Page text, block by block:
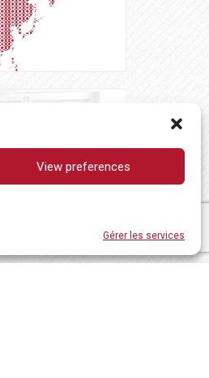
Gérer les services
View preferences